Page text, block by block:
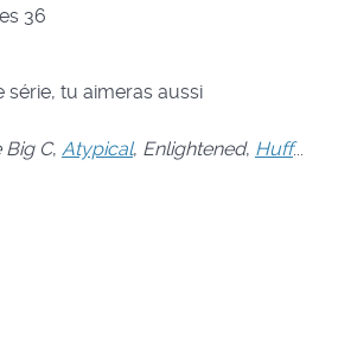
36
série, tu aimeras aussi
Big C, Atypical, Enlightened, Huff...